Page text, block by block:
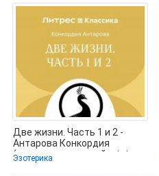
Две жизни. Часть 1 и 2 -
Антарова Конкордия
(читать книги онлайн .txt,
.fb2) 📗
Эзотерика